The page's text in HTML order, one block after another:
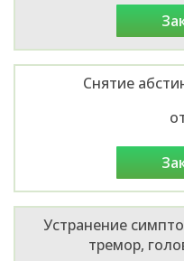
Снятие
Устранение
тремор,